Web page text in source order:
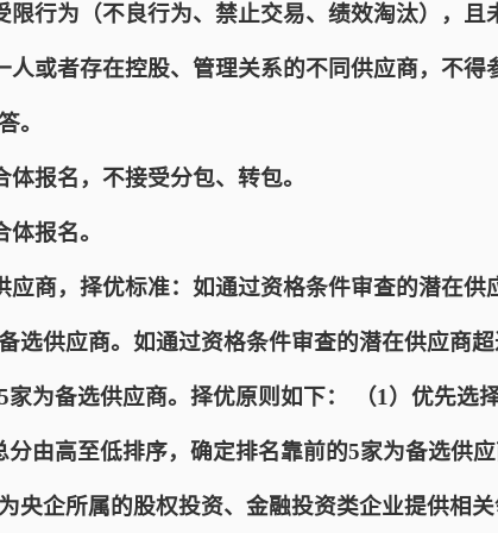
限行为（不良行为、禁止交易、绩效淘汰），且
人或者存在控股、管理关系的不同供应商，不得
。
报名，不接受分包、转包。
报名。
应商，择优标准：如通过资格条件审查的潜在供
选供应商。如通过资格条件审查的潜在供应商
为备选供应商。择优原则如下： （1）优先选
分由高至低排序，确定排名靠前的5家为备选供
央企所属的股权投资、金融投资类企业提供相